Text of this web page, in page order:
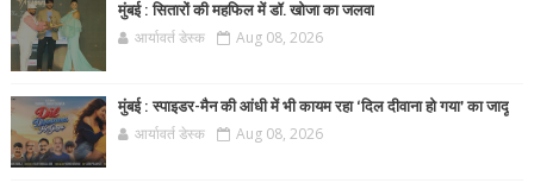
मुंबई : सितारों की महफिल में डॉ. खोजा का जलवा
आर्यावर्त डेस्क Aug 08, 2026
मुंबई : स्पाइडर-मैन की आंधी में भी कायम रहा ‘दिल दीवाना हो गया’ का जादू
आर्यावर्त डेस्क Aug 08, 2026